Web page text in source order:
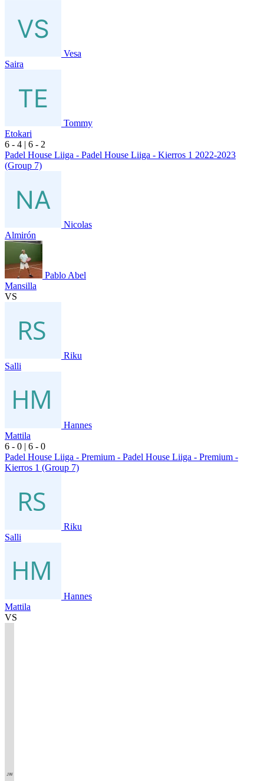
Vesa
Saira
Tommy
Etokari
6 - 4 | 6 - 2
Padel House Liiga - Padel House Liiga - Kierros 1 2022-2023
(Group 7)
Nicolas
Almirón
Pablo Abel
Mansilla
VS
Riku
Salli
Hannes
Mattila
6 - 0 | 6 - 0
Padel House Liiga - Premium - Padel House Liiga - Premium -
Kierros 1 (Group 7)
Riku
Salli
Hannes
Mattila
VS